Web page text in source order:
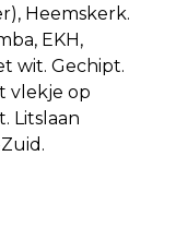
Heemskerk.
EKH,
wit. Gechipt.
vlekje op
Litslaan